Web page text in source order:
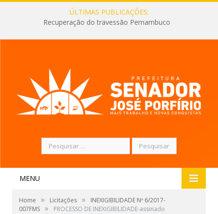
ÚLTIMAS PUBLICAÇÕES:
Recuperação do travessão Pernambuco
Pesquisar
por:
MENU
Home » Licitações »
INEXIGIBILIDADE Nº 6/2017-
007FMS » PROCESSO DE INEXIGIBILIDADE-assinado